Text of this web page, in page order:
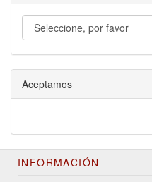
Aceptamos
INFORMACIÓN